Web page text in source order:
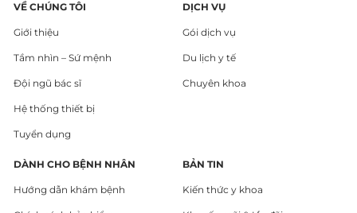
VỀ CHÚNG TÔI
Giới thiệu
Tầm nhìn – Sứ mệnh
Đội ngũ bác sĩ
Hệ thống thiết bị
Tuyển dụng
DỊCH VỤ
Gói dịch vụ
Du lịch y tế
Chuyên khoa
DÀNH CHO BỆNH NHÂN
Hướng dẫn khám bệnh
BẢN TIN
Kiến thức y khoa